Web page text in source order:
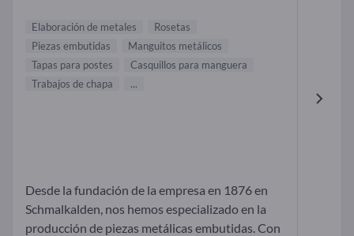
Elaboración de metales
Rosetas
Piezas embutidas
Manguitos metálicos
Tapas para postes
Casquillos para manguera
Trabajos de chapa
...
Desde la fundación de la empresa en 1876 en
Schmalkalden, nos hemos especializado en la
producción de piezas metálicas embutidas. Con